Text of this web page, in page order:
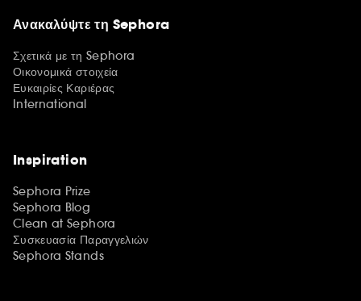
Ανακαλύψτε τη Sephora
Σχετικά με τη Sephora
Οικονομικά στοιχεία
Ευκαιρίες Καριέρας
International
Inspiration
Sephora Prize
Sephora Blog
Clean at Sephora
Συσκευασία Παραγγελιών
Sephora Stands